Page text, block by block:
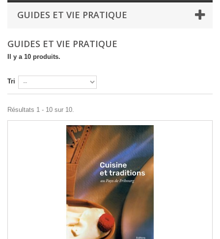
GUIDES ET VIE PRATIQUE
GUIDES ET VIE PRATIQUE
Il y a 10 produits.
Tri
Résultats 1 - 10 sur 10.